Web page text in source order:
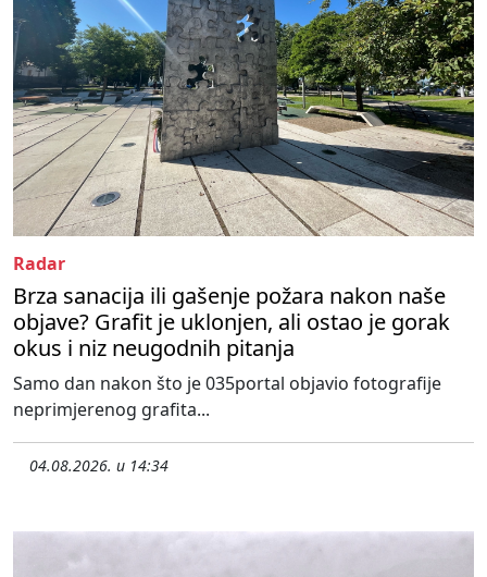
Radar
Brza sanacija ili gašenje požara nakon naše
objave? Grafit je uklonjen, ali ostao je gorak
okus i niz neugodnih pitanja
Samo dan nakon što je 035portal objavio fotografije
neprimjerenog grafita...
04.08.2026. u 14:34